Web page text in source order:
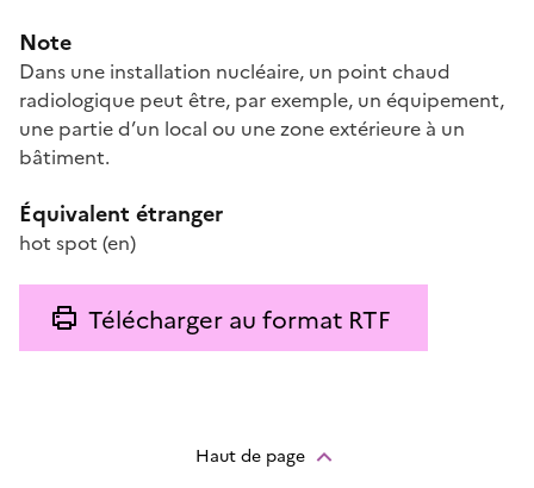
Note
Dans une installation nucléaire, un point chaud
radiologique peut être, par exemple, un équipement,
une partie d’un local ou une zone extérieure à un
bâtiment.
Équivalent étranger
hot spot (en)
Télécharger au format RTF
Haut de page